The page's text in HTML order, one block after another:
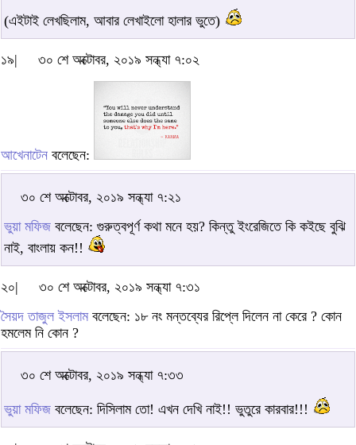
(এইটাই লেখছিলাম, আবার লেখাইলো হালার ভুতে)
১৯| ৩০ শে অক্টোবর, ২০১৯ সন্ধ্যা ৭:০২
আখেনাটেন বলেছেন:
৩০ শে অক্টোবর, ২০১৯ সন্ধ্যা ৭:২১
ভুয়া মফিজ বলেছেন: গুরুত্বপূর্ণ কথা মনে হয়? কিন্তু ইংরেজিতে কি কইছে বুঝি
নাই, বাংলায় কন!!
২০|
৩০ শে অক্টোবর, ২০১৯ সন্ধ্যা ৭:৩১
সৈয়দ তাজুল ইসলামবলেছেন: ১৮ নং মন্তব্যের রিপ্লে দিলেন না কেরে ? কোন
হমলেম নি কোন ?
৩০ শে অক্টোবর, ২০১৯ সন্ধ্যা ৭:৩৩
ভুয়া মফিজ বলেছেন: দিসিলাম তো! এখন দেখি নাই!! ভুতুরে কারবার!!!